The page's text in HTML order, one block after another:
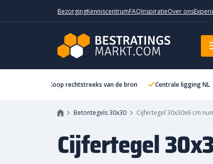
BezorgingKenniscentrumFAQInspiratieOver ons
Koop rechtstreeks van de bron Centrale ligging NL
Betontegels 30x30 Cijfertegel 30x30x6 cm
Cijfertegel
Cijfertegel 30x30x6 cm